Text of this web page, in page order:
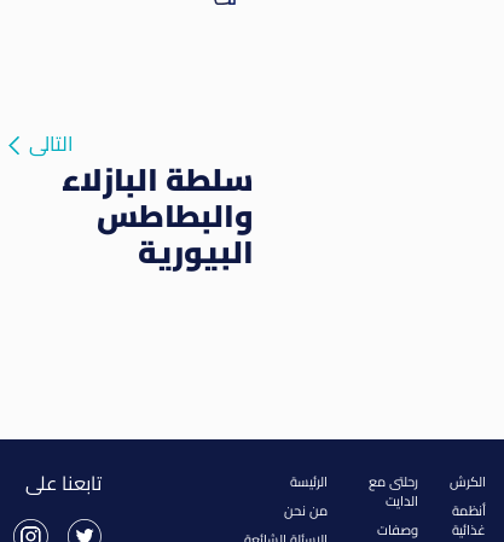
التالى
سلطة البازلاء
والبطاطس
البيورية
الكرش
أنظمة
غذائية
رحلتى مع
الدايت
وصفات
الرئيسة
من نحن
تابعنا على